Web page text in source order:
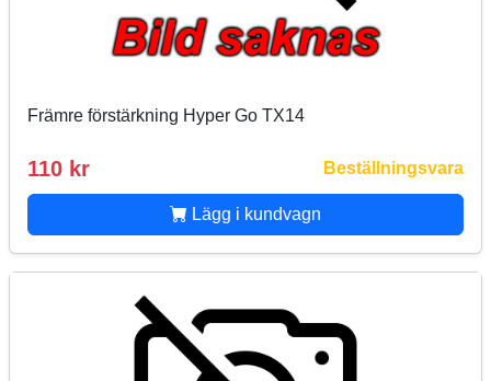
Främre förstärkning Hyper Go TX14
110 kr Beställningsvara
Lägg i kundvagn